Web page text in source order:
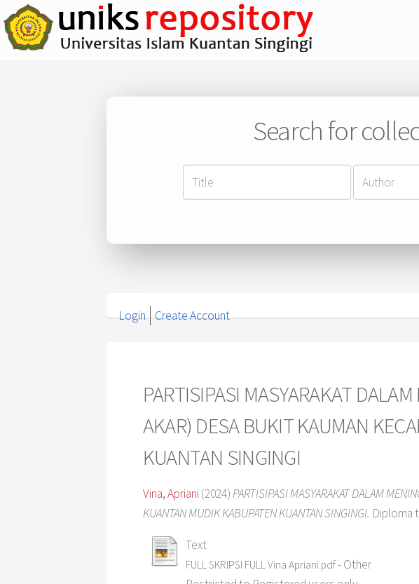
Search for
Login Create Account
PARTISIPASI MASYARAKAT
AKAR) DESA BUKIT KAUMAN
KUANTAN SINGINGI
Vina, Apriani (2024)PARTISIPASI MASYARAKAT DALAM
KUANTAN MUDIK KABUPATEN KUANTAN SINGINGI. Diploma
Text
FULL SKRIPSI FULL Vina Apriani.pdf- Other